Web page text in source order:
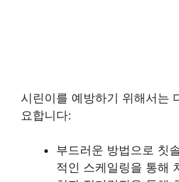
시린이를 예방하기 위해서는
요합니다:
부드러운 방법으로 칫
적인 스케일링을 통해